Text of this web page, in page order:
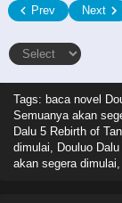
Prev Next
Tags: baca novel
Semuanya akan
Dalu 5 Rebirth of
dimulai, Douluo
akan segera